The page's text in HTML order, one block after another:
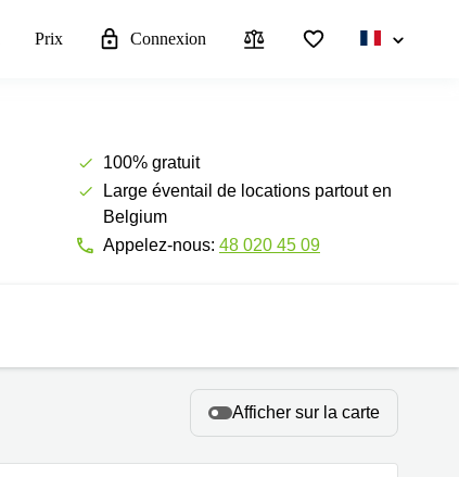
Prix Connexion
100% gratuit
Large éventail de locations partout en
Belgium
Appelez-nous: 48 020 45 09
Afficher sur la carte